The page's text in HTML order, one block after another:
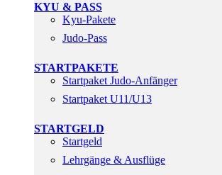
KYU & PASS
Kyu-Pakete
Judo-Pass
STARTPAKETE
Startpaket Judo-Anfänger
Startpaket U11/U13
STARTGELD
Startgeld
Lehrgänge & Ausflüge